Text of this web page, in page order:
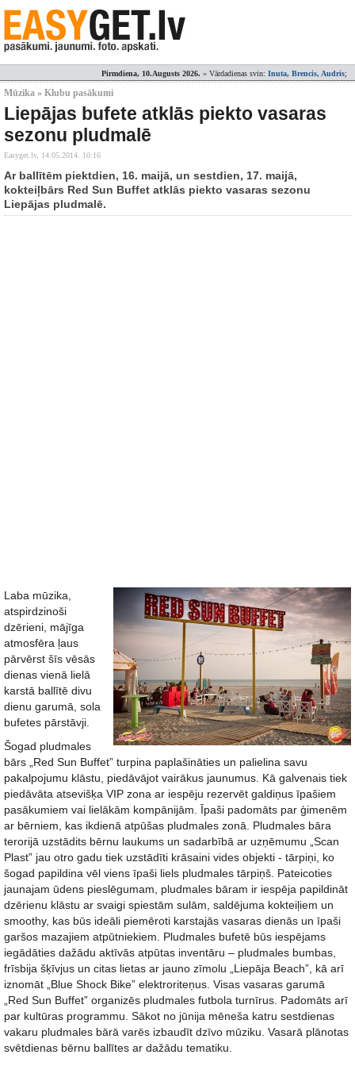
Pirmdiena, 10.Augusts 2026. » Vārdadienas svin: Inuta, Brencis, Audris;
Mūzika » Klubu pasākumi
Liepājas bufete atklās piekto vasaras
sezonu pludmalē
Easyget.lv, 14.05.2014. 10:16
Ar ballītēm piektdien, 16. maijā, un sestdien, 17. maijā,
kokteiļbārs Red Sun Buffet atklās piekto vasaras sezonu
Liepājas pludmalē.
Laba mūzika,
atspirdzinoši
dzērieni, mājīga
atmosfēra ļaus
pārvērst šīs vēsās
dienas vienā lielā
karstā ballītē divu
dienu garumā, sola
bufetes pārstāvji.
Šogad pludmales
bārs „Red Sun Buffet” turpina paplašināties un palielina savu
pakalpojumu klāstu, piedāvājot vairākus jaunumus. Kā galvenais tiek
piedāvāta atsevišķa VIP zona ar iespēju rezervēt galdiņus īpašiem
pasākumiem vai lielākām kompānijām. Īpaši padomāts par ģimenēm
ar bērniem, kas ikdienā atpūšas pludmales zonā. Pludmales bāra
terorijā uzstādits bērnu laukums un sadarbībā ar uzņēmumu „Scan
Plast” jau otro gadu tiek uzstādīti krāsaini vides objekti - tārpiņi, ko
šogad papildina vēl viens īpaši liels pludmales tārpiņš. Pateicoties
jaunajam ūdens pieslēgumam, pludmales bāram ir iespēja papildināt
dzērienu klāstu ar svaigi spiestām sulām, saldējuma kokteiļiem un
smoothy, kas būs ideāli piemēroti karstajās vasaras dienās un īpaši
garšos mazajiem atpūtniekiem. Pludmales bufetē būs iespējams
iegādāties dažādu aktīvās atpūtas inventāru – pludmales bumbas,
frīsbija šķīvjus un citas lietas ar jauno zīmolu „Liepāja Beach”, kā arī
iznomāt „Blue Shock Bike” elektroriteņus. Visas vasaras garumā
„Red Sun Buffet” organizēs pludmales futbola turnīrus. Padomāts arī
par kultūras programmu. Sākot no jūnija mēneša katru sestdienas
vakaru pludmales bārā varēs izbaudīt dzīvo mūziku. Vasarā plānotas
svētdienas bērnu ballītes ar dažādu tematiku.